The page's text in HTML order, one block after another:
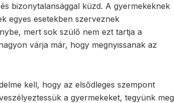
bizonytalansággal küzd. A gyermekeknek
egyes esetekben szerveznek
mert sok szülő nem ezt tartja a
várja már, hogy megnyissanak az
kell, hogy az elsődleges szempont
a gyermekeket, tegyünk meg